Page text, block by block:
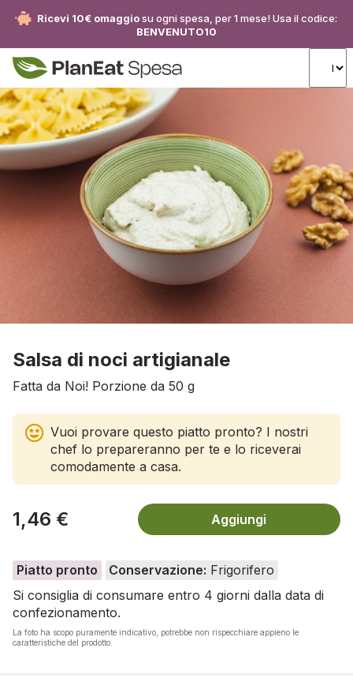
Ricevi 10€ omaggiosu ogni spesa, per 1 mese! Usa il codice:
BENVENUTO10
Salsa di noci artigianale
Fatta da Noi! Porzione da 50 g
Vuoi provare questo piatto pronto? I nostri
chef lo prepareranno per te e lo riceverai
comodamente a casa.
1,46 € Aggiungi
Piatto pronto Conservazione: Frigorifero
Si consiglia di consumare entro 4 giorni dalla data di
confezionamento.
La foto ha scopo puramente indicativo, potrebbe non rispecchiare appieno le
caratteristiche del prodotto.